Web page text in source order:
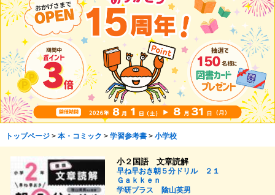
トップページ> 本・コミック > 学習参考書> 小学校
小２国語 文章読解
早ね早おき朝５分ドリル ２１
Ｇａｋｋｅｎ
学研プラス
陰山英男